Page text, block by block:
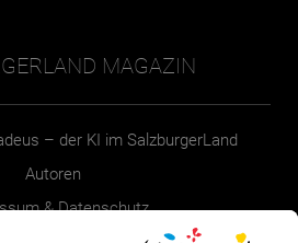
MAGAZIN
– der KI im SalzburgerLand
Autoren
& Datenschutz